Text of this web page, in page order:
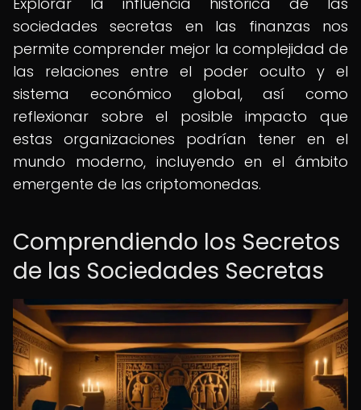
sociedades secretas en las finanzas nos
permite comprender mejor la complejidad de
las relaciones entre el poder oculto y el
sistema económico global, así como
reflexionar sobre el posible impacto que
estas organizaciones podrían tener en el
mundo moderno, incluyendo en el ámbito
emergente de las criptomonedas.
Comprendiendo los Secretos
de las Sociedades Secretas